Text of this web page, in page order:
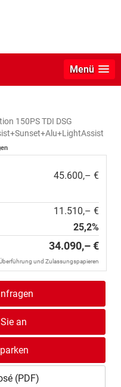
Menü
150PS TDI DSG
45.600,– €
11.510,– €
25,2%
34.090,– €
und Zulassungspapieren
an
(PDF)